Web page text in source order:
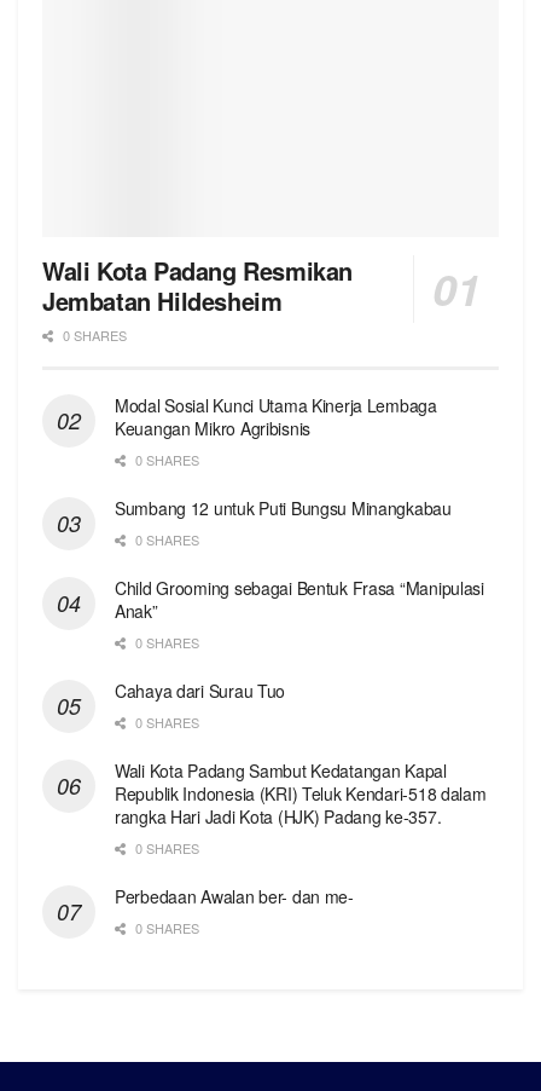
Wali Kota Padang Resmikan
Jembatan Hildesheim
0 SHARES
Modal Sosial Kunci Utama Kinerja Lembaga
Keuangan Mikro Agribisnis
0 SHARES
Sumbang 12 untuk Puti Bungsu Minangkabau
0 SHARES
Child Grooming sebagai Bentuk Frasa “Manipulasi
Anak”
0 SHARES
Cahaya dari Surau Tuo
0 SHARES
Wali Kota Padang Sambut Kedatangan Kapal
Republik Indonesia (KRI) Teluk Kendari-518 dalam
rangka Hari Jadi Kota (HJK) Padang ke-357.
0 SHARES
Perbedaan Awalan ber- dan me-
0 SHARES